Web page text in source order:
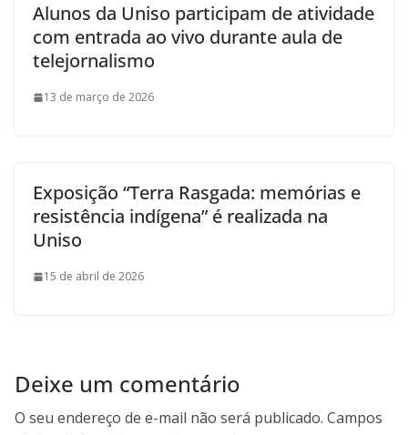
Alunos da Uniso participam de atividade
com entrada ao vivo durante aula de
telejornalismo
13 de março de 2026
Exposição “Terra Rasgada: memórias e
resistência indígena” é realizada na
Uniso
15 de abril de 2026
Deixe um comentário
O seu endereço de e-mail não será publicado. Campos